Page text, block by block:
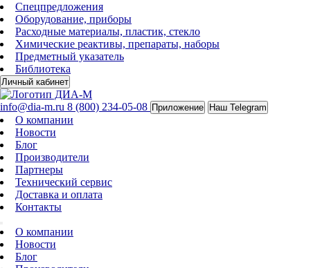
Спецпредложения
Оборудование, приборы
Расходные материалы, пластик, стекло
Химические реактивы, препараты, наборы
Предметный указатель
Библиотека
Личный кабинет
info@dia-m.ru 8 (800) 234-05-08 Приложение Наш Telegram
О компании
Новости
Блог
Производители
Партнеры
Технический сервис
Доставка и оплата
Контакты
О компании
Новости
Блог